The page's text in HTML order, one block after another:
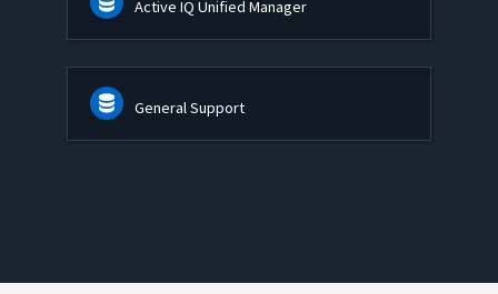
Active IQ Unified Manager
General Support